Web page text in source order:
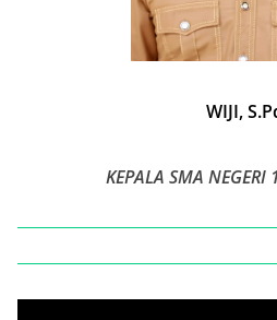
WIJI,
KEPALA SMA